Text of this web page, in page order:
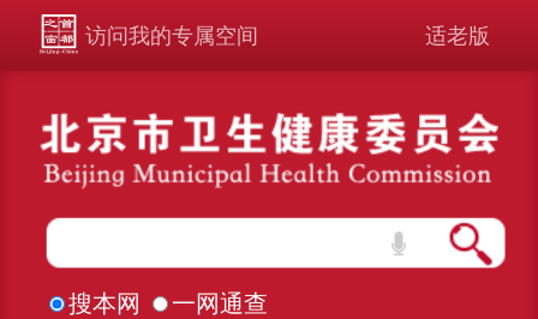
访问我的专属空间 适老版
搜本网 一网通查